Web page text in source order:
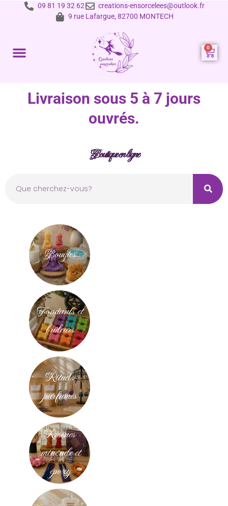
09 81 19 32 62
creations-ensorcelees@outlook.fr
9 rue Lafargue, 82700 MONTECH
Livraison sous 5 à 7 jours
ouvrés.
Boutique en ligne
Bougies
Fondants et
brûleurs
Rituels
parfumés
Résines
minérale et
époxy